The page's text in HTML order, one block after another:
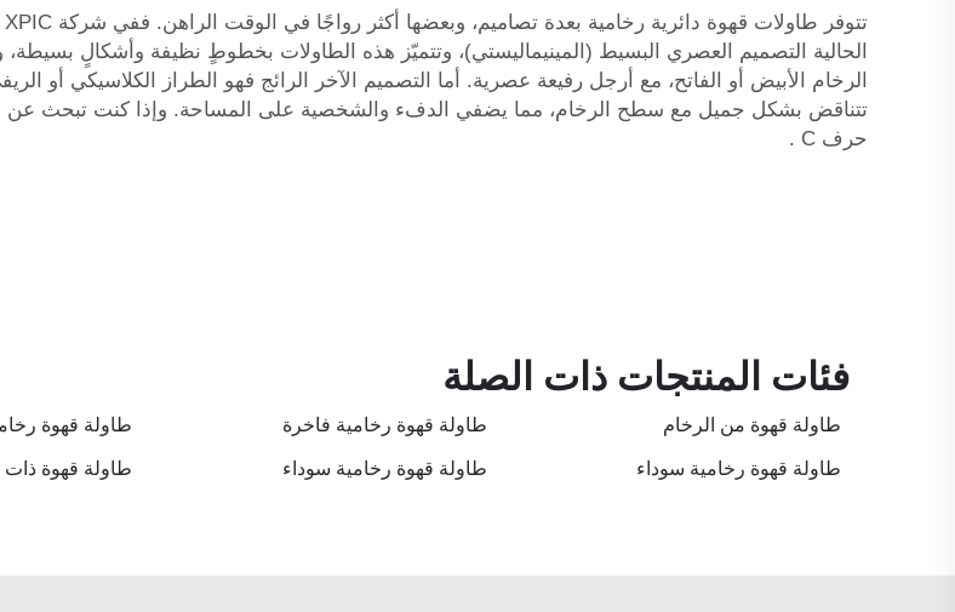
الحالية التصميم العصري البسيط (المينيماليستي)، وتتميّز هذه الطاولات بخطوطٍ نظيفة وأشكالٍ
الرخام الأبيض أو الفاتح، مع أرجل رفيعة عصرية. أما التصميم الآخر الرائج فهو الطراز الكلاسيكي أو
تتناقض بشكل جميل مع سطح الرخام، مما يضفي الدفء والشخصية على المساحة. وإذا كنت تبحث عن
حرف C
.
فئات المنتجات ذات الصلة
طاولة قهوة من الرخام طاولة قهوة رخامية فاخرة طاولة قهوة
طاولة قهوة رخامية سوداء طاولة قهوة رخامية سوداء طاولة قهوة